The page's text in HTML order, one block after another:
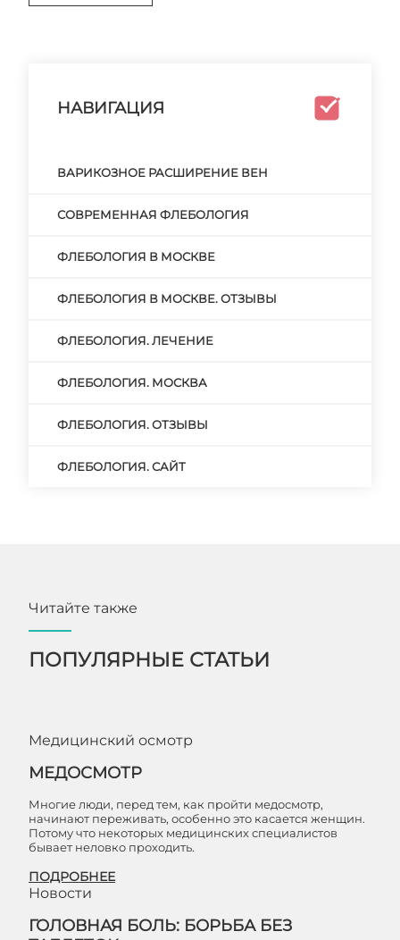
НАВИГАЦИЯ
ВАРИКОЗНОЕ РАСШИРЕНИЕ ВЕН
СОВРЕМЕННАЯ ФЛЕБОЛОГИЯ
ФЛЕБОЛОГИЯ В МОСКВЕ
ФЛЕБОЛОГИЯ В МОСКВЕ. ОТЗЫВЫ
ФЛЕБОЛОГИЯ. ЛЕЧЕНИЕ
ФЛЕБОЛОГИЯ. МОСКВА
ФЛЕБОЛОГИЯ. ОТЗЫВЫ
ФЛЕБОЛОГИЯ. САЙТ
Читайте также
ПОПУЛЯРНЫЕ СТАТЬИ
Медицинский осмотр
МЕДОСМОТР
Многие люди, перед тем, как пройти медосмотр,
начинают переживать, особенно это касается женщин.
Потому что некоторых медицинских специалистов
бывает неловко проходить.
ПОДРОБНЕЕ
Новости
ГОЛОВНАЯ БОЛЬ: БОРЬБА БЕЗ